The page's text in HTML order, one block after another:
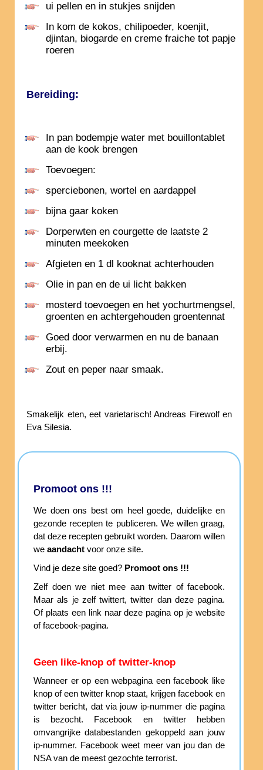
ui pellen en in stukjes snijden
In kom de kokos, chilipoeder, koenjit,
djintan, biogarde en creme fraiche tot papje
roeren
Bereiding:
In pan bodempje water met bouillontablet
aan de kook brengen
Toevoegen:
sperciebonen, wortel en aardappel
bijna gaar koken
Dorperwten en courgette de laatste 2
minuten meekoken
Afgieten en 1 dl kooknat achterhouden
Olie in pan en de ui licht bakken
mosterd toevoegen en het yochurtmengsel,
groenten en achtergehouden groentennat
Goed door verwarmen en nu de banaan
erbij.
Zout en peper naar smaak.
Smakelijk eten, eet varietarisch! Andreas Firewolf en
Eva Silesia.
Promoot ons !!!
We doen ons best om heel goede, duidelijke en
gezonde recepten te publiceren. We willen graag,
dat deze recepten gebruikt worden. Daarom willen
we aandacht voor onze site.
Vind je deze site goed? Promoot ons !!!
Zelf doen we niet mee aan twitter of facebook.
Maar als je zelf twittert, twitter dan deze pagina.
Of plaats een link naar deze pagina op je website
of facebook-pagina.
Geen like-knop of twitter-knop
Wanneer er op een webpagina een facebook like
knop of een twitter knop staat, krijgen facebook en
twitter bericht, dat via jouw ip-nummer die pagina
is bezocht. Facebook en twitter hebben
omvangrijke databestanden gekoppeld aan jouw
ip-nummer. Facebook weet meer van jou dan de
NSA van de meest gezochte terrorist.